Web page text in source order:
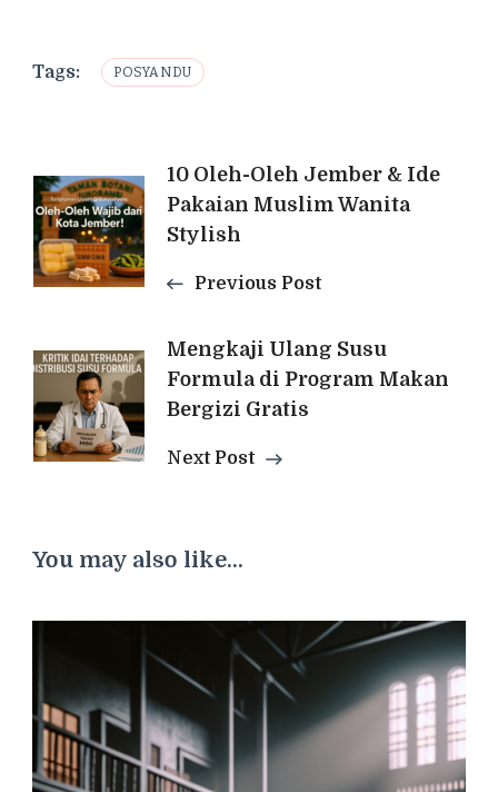
Tags: POSYANDU
Post
Navigation
10 Oleh-Oleh Jember & Ide
Pakaian Muslim Wanita
Stylish
Previous Post
Mengkaji Ulang Susu
Formula di Program Makan
Bergizi Gratis
Next Post
You may also like...